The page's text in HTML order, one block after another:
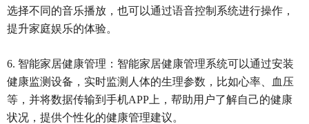
选择不同的音乐播放，也可以通过语音控制系统进行操作，
提升家庭娱乐的体验。
6. 智能家居健康管理：智能家居健康管理系统可以通过安装
健康监测设备，实时监测人体的生理参数，比如心率、血压
等，并将数据传输到手机APP上，帮助用户了解自己的健康
状况，提供个性化的健康管理建议。